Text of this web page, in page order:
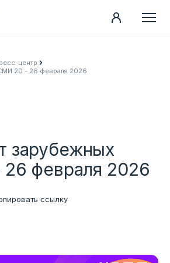
центр
20 - 26 февраля 2026
зарубежных
февраля 2026
ссылку